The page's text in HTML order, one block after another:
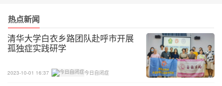
如果一个十几岁的男孩想在学校手淫，意味着家长需
要重新引导他们。青少年可以在家里的私人空间（他
们的卧室）进行，但如果他们试图在家里的其他地方
手淫，那就必须引导他到自己的私人空间去。
热点新闻
清华大学白衣乡路团队赴呼市开展
孤独症实践研学
2023-10-01 16:37 今日自闭症